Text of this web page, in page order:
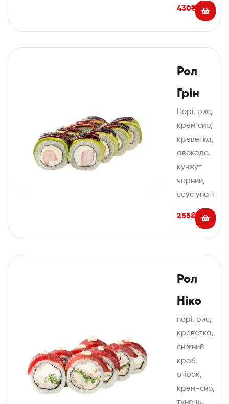
430₴
Рол
Грін
Норі, рис,
крем сир,
креветка,
авокадо,
кунжут
чорний,
соус унагі
255₴
Рол
Ніко
норі, рис,
креветка,
сніжний
краб,
огірок,
крем-сир,
тунець,